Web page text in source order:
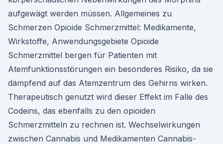
aufgewägt werden müssen. Allgemeines zu
Schmerzen Opioide Schmerzmittel: Medikamente,
Wirkstoffe, Anwendungsgebiete Opioide
Schmerzmittel bergen für Patienten mit
Atemfunktionsstörungen ein besonderes Risiko, da sie
dämpfend auf das Atemzentrum des Gehirns wirken.
Therapeutisch genutzt wird dieser Effekt im Falle des
Codeins, das ebenfalls zu den opioiden
Schmerzmitteln zu rechnen ist. Wechselwirkungen
zwischen Cannabis und Medikamenten Cannabis-